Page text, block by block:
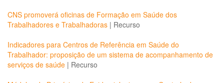
CNS promoverá oficinas de Formação em Saúde dos
Trabalhadores e Trabalhadoras | Recurso
Indicadores para Centros de Referência em Saúde do
Trabalhador: proposição de um sistema de acompanhamento de
serviços de saúde | Recurso